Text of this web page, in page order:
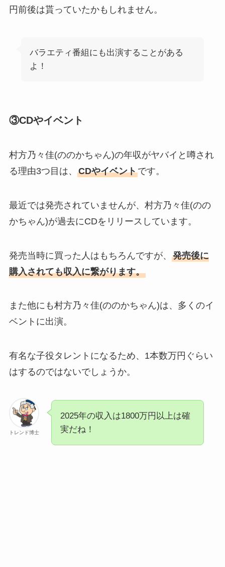
円前後は貰っていたかもしれません。
バラエティ番組にも出演することがある
よ！
③CDやイベント
村方乃々佳(ののかちゃん)の年収がヤバイと噂され
る理由3つ目は、 CDやイベントです。
最近では発売されていませんが、村方乃々佳(のの
かちゃん)が過去にCDをリリースしています。
発売当時に買った人はもちろんですが、 発売後に
購入されても収入に繋がります。
また他にも村方乃々佳(ののかちゃん)は、多くのイ
ベントに出演。
有名な子役タレントになるため、1本数万円ぐらい
はするのではないでしょうか。
トレンド博士
2025年の収入は1800万円以上は確
実だね！